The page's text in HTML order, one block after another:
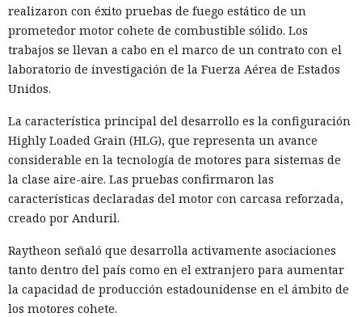
realizaron con éxito pruebas de fuego estático de un
prometedor motor cohete de combustible sólido. Los
trabajos se llevan a cabo en el marco de un contrato con el
laboratorio de investigación de la Fuerza Aérea de Estados
Unidos.
La característica principal del desarrollo es la configuración
Highly Loaded Grain (HLG), que representa un avance
considerable en la tecnología de motores para sistemas de
la clase aire-aire. Las pruebas confirmaron las
características declaradas del motor con carcasa reforzada,
creado por Anduril.
Raytheon señaló que desarrolla activamente asociaciones
tanto dentro del país como en el extranjero para aumentar
la capacidad de producción estadounidense en el ámbito de
los motores cohete.